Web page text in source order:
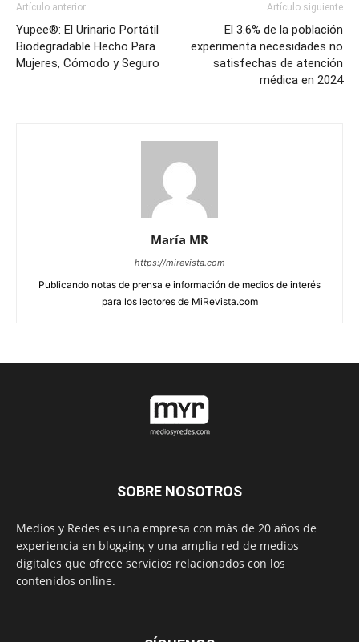
Artículo anterior
Yupee®: El Urinario Portátil
Biodegradable Hecho Para
Mujeres, Cómodo y Seguro
Artículo siguiente
El 3.6% de la población
experimenta necesidades no
satisfechas de atención
médica en 2024
María MR
https://mirevista.com
Publicando notas de prensa e información de medios de interés
para los lectores de MiRevista.com
SOBRE NOSOTROS
Medios y Redes es una empresa con más de 20 años de
experiencia en blogging y una amplia red de medios
digitales que ofrece servicios relacionados con los
contenidos online.